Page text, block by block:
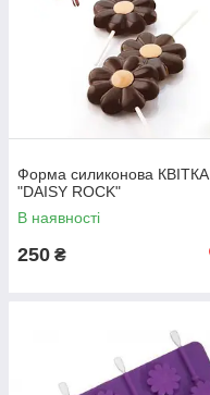
Форма силиконова КВІТКА
"DAISY ROCK"
В наявності
250 ₴